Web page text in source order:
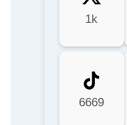
1k
6669